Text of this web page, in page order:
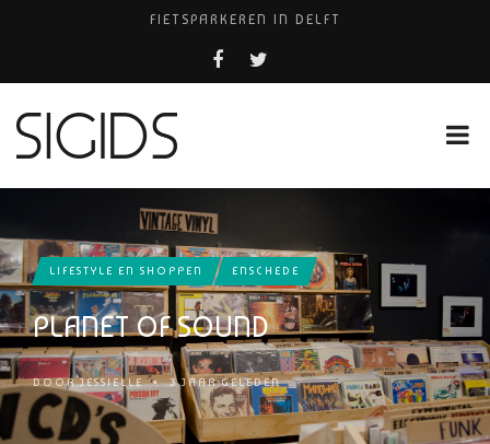
FIETSPARKEREN IN DELFT
PIZZERIA POMPEÏ ￼
COCKTAILS ON THE SPOT!
LIFESTYLE EN SHOPPEN ENSCHEDE
PLANET OF SOUND
DOORJESSIELLE •3 JAAR GELEDEN